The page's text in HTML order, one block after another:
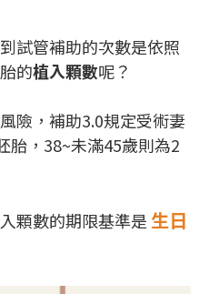
試管補助的次數是依照
的植入顆數呢？
險，補助3.0規定受術妻
胎，38~未滿45歲則為2
顆數的期限基準是 生日